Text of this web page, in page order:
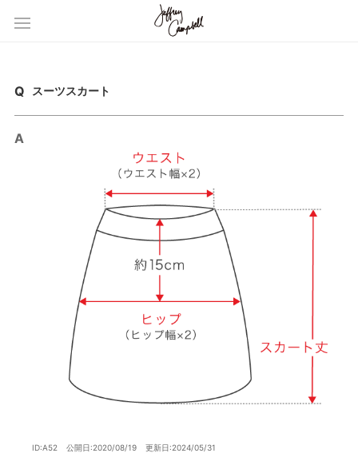
スーツスカート
ID:A52 公開日:2020/08/19 更新日:2024/05/31